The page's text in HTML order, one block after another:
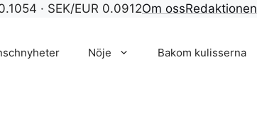
· SEK/EUR 0.0912Om ossRedaktionen
Nöje Bakom kulisserna